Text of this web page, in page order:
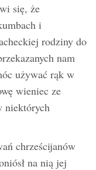
się, że
i
rodziny do
nam
używać rąk w
wieniec ze
niektórych
chrześcijanów
na nią jej